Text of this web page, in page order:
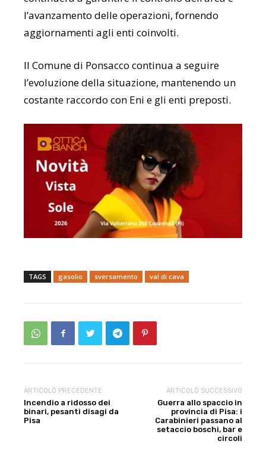
l’avanzamento delle operazioni, fornendo
aggiornamenti agli enti coinvolti.
Il Comune di Ponsacco continua a seguire
l’evoluzione della situazione, mantenendo un
costante raccordo con Eni e gli enti preposti.
TAGS gasolio sversamento val di cava
ARTICOLO PRECEDENTE
Incendio a ridosso dei
binari, pesanti disagi da
Pisa
ARTICOLO SUCCESSIVO
Guerra allo spaccio in
provincia di Pisa: i
Carabinieri passano al
setaccio boschi, bar e
circoli